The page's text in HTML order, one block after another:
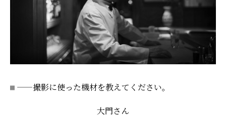
——撮影に使った機材を教えてください。
大門さん